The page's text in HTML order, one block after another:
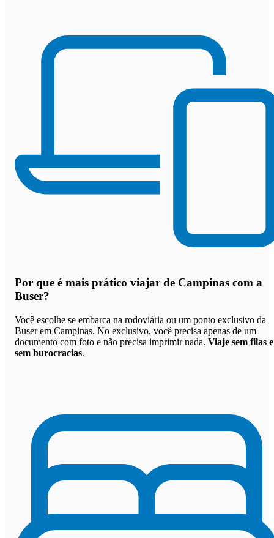
Por que é mais prático viajar de Campinas com a
Buser?
Você escolhe se embarca na rodoviária ou um ponto exclusivo da
Buser em Campinas. No exclusivo, você precisa apenas de um
documento com foto e não precisa imprimir nada. Viaje sem filas e
sem burocracias.